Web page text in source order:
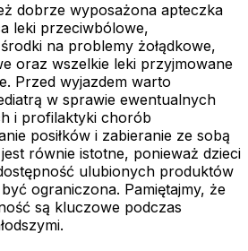
dobrze wyposażona apteczka
leki przeciwbólowe,
na problemy żołądkowe,
oraz wszelkie leki przyjmowane
Przed wyjazdem warto
w sprawie ewentualnych
i profilaktyki chorób
posiłków i zabieranie ze sobą
równie istotne, ponieważ dzieci
ulubionych produktów
ograniczona. Pamiętajmy, że
są kluczowe podczas